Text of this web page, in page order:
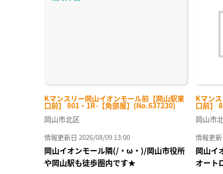
Kマンスリー岡山イオンモール前【岡山駅東
口前】 801・1R-【角部屋】(No.637230)
岡山市北区
情報更新日 2026/08/09 13:00
岡山イオンモール隣(/・ω・)/岡山市役所
や岡山駅も徒歩圏内です★
Kマン
口前】
岡山市
情報更
岡山イ
オート